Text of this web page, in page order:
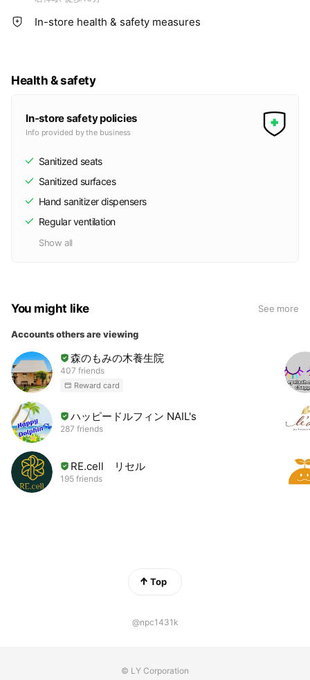
In-store health & safety measures
Health & safety
In-store safety policies
Info provided by the business
Sanitized seats
Sanitized surfaces
Hand sanitizer dispensers
Regular ventilation
Show all
You might like See more
Accounts others are viewing
森のもみの木養生院
407 friends
Reward card
ハッピードルフィン NAIL's
287 friends
RE.cell リセル
195 friends
Top
@npc1431k
© LY Corporation